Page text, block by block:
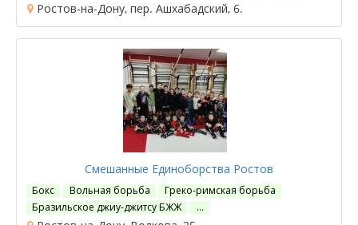
Ростов-на-Дону, пер. Ашхабадский, 6.
Смешанные Единоборства Ростов
Бокс Вольная борьба
Греко-римская борьба
Бразильское джиу-джитсу БЖЖ
…